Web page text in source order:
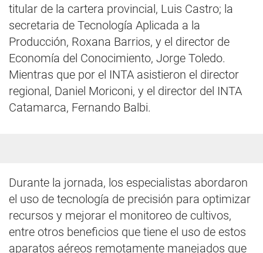
titular de la cartera provincial, Luis Castro; la
secretaria de Tecnología Aplicada a la
Producción, Roxana Barrios, y el director de
Economía del Conocimiento, Jorge Toledo.
Mientras que por el INTA asistieron el director
regional, Daniel Moriconi, y el director del INTA
Catamarca, Fernando Balbi.
Durante la jornada, los especialistas abordaron
el uso de tecnología de precisión para optimizar
recursos y mejorar el monitoreo de cultivos,
entre otros beneficios que tiene el uso de estos
aparatos aéreos remotamente manejados que